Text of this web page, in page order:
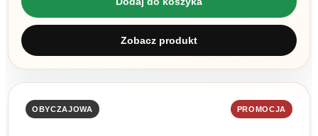
Zobacz produkt
OBYCZAJOWA PROMOCJA